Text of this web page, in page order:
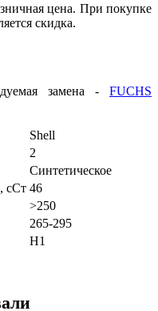
цена. При покупке
скидка.
замена - FUCHS
Shell
2
Синтетическое
сСт 46
>250
265-295
H1